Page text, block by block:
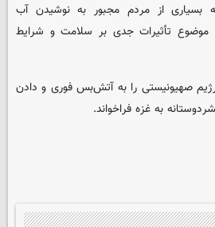
بسیاری از مردم مجبور به نوشیدن آب
موضوع تأثیرات جدی بر سلامت و شرایط
صهیونیستی را به آتش‌بس فوری و دادن
به غزه فراخواند.